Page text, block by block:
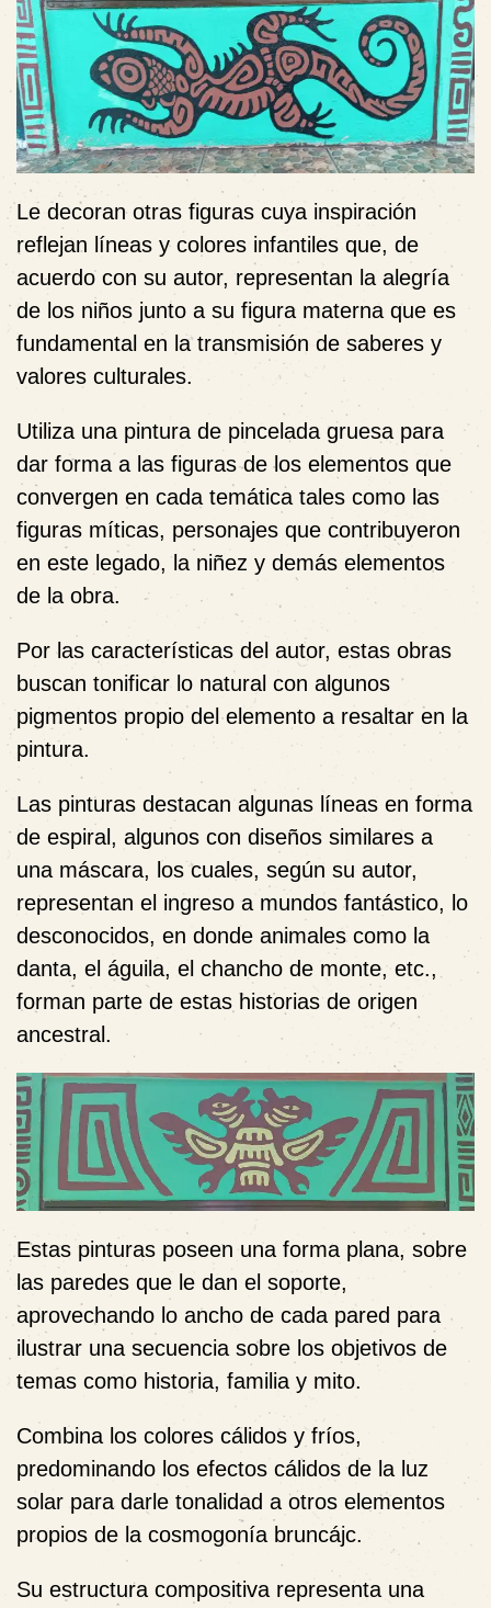
Le decoran otras figuras cuya inspiración
reflejan líneas y colores infantiles que, de
acuerdo con su autor, representan la alegría
de los niños junto a su figura materna que es
fundamental en la transmisión de saberes y
valores culturales.
Utiliza una pintura de pincelada gruesa para
dar forma a las figuras de los elementos que
convergen en cada temática tales como las
figuras míticas, personajes que contribuyeron
en este legado, la niñez y demás elementos
de la obra.
Por las características del autor, estas obras
buscan tonificar lo natural con algunos
pigmentos propio del elemento a resaltar en la
pintura.
Las pinturas destacan algunas líneas en forma
de espiral, algunos con diseños similares a
una máscara, los cuales, según su autor,
representan el ingreso a mundos fantástico, lo
desconocidos, en donde animales como la
danta, el águila, el chancho de monte, etc.,
forman parte de estas historias de origen
ancestral.
Estas pinturas poseen una forma plana, sobre
las paredes que le dan el soporte,
aprovechando lo ancho de cada pared para
ilustrar una secuencia sobre los objetivos de
temas como historia, familia y mito.
Combina los colores cálidos y fríos,
predominando los efectos cálidos de la luz
solar para darle tonalidad a otros elementos
propios de la cosmogonía bruncájc.
Su estructura compositiva representa una